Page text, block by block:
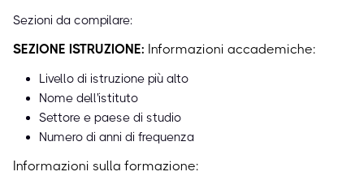
Sezioni da compilare:
SEZIONE ISTRUZIONE: Informazioni accademiche:
Livello di istruzione più alto
Nome dell'istituto
Settore e paese di studio
Numero di anni di frequenza
Informazioni sulla formazione: